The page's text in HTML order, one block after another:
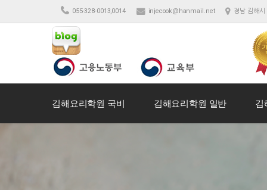
055-328-0013,0014 injecook@hanmail.net 경남 김해
김해요리학원 국비 김해요리학원 일반 김